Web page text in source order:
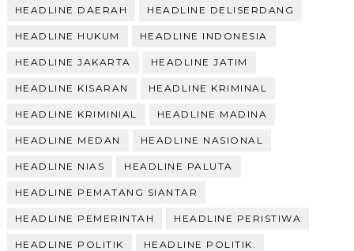
HEADLINE DAERAH HEADLINE DELISERDANG
HEADLINE HUKUM HEADLINE INDONESIA
HEADLINE JAKARTA HEADLINE JATIM
HEADLINE KISARAN HEADLINE KRIMINAL
HEADLINE KRIMINIAL HEADLINE MADINA
HEADLINE MEDAN HEADLINE NASIONAL
HEADLINE NIAS HEADLINE PALUTA
HEADLINE PEMATANG SIANTAR
HEADLINE PEMERINTAH HEADLINE PERISTIWA
HEADLINE POLITIK HEADLINE POLITIK.